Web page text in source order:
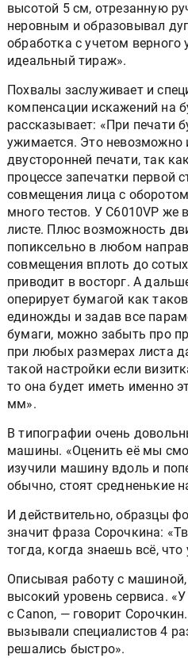
высотой 5 см, отрезанную
неровным и образовывал
обработка с учетом верного
идеальный тираж».
Похвалы заслуживает и
компенсации искажений на
рассказывает: «При печати
ужимается. Это невозможно
двусторонней печати, так
процессе запечатки первой
совмещения лица с
много тестов. У C6010VP же
листе. Плюс возможность
попиксельно в любом
совмещения вплоть до
приводит в восторг. А
оперирует бумагой как
единожды и задав все
бумаги, можно забыть про
при любых размерах листа
такой настройки если
то она будет иметь именно
мм».
В типографии очень
машины. «Оценить её мы
изучили машину вдоль и
обычно, стоят средненькие
И действительно, образцы
значит фраза Сорочкина:
тогда, когда знаешь всё,
Описывая работу с
высокий уровень сервиса.
c Canon, — говорит
вызывали специалистов 4
решались быстро».